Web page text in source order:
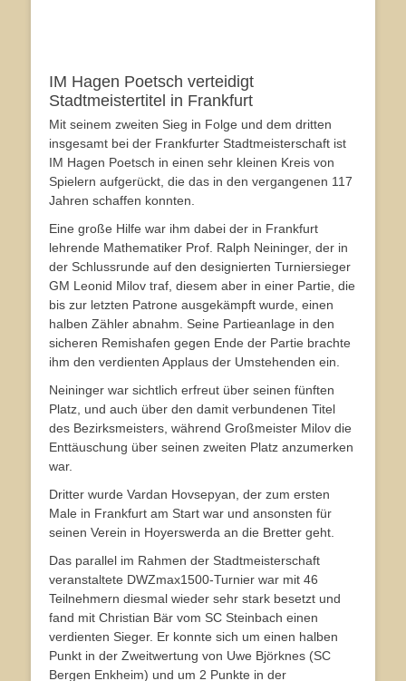
IM Hagen Poetsch verteidigt
Stadtmeistertitel in Frankfurt
Mit seinem zweiten Sieg in Folge und dem dritten
insgesamt bei der Frankfurter Stadtmeisterschaft ist
IM Hagen Poetsch in einen sehr kleinen Kreis von
Spielern aufgerückt, die das in den vergangenen 117
Jahren schaffen konnten.
Eine große Hilfe war ihm dabei der in Frankfurt
lehrende Mathematiker Prof. Ralph Neininger, der in
der Schlussrunde auf den designierten Turniersieger
GM Leonid Milov traf, diesem aber in einer Partie, die
bis zur letzten Patrone ausgekämpft wurde, einen
halben Zähler abnahm. Seine Partieanlage in den
sicheren Remishafen gegen Ende der Partie brachte
ihm den verdienten Applaus der Umstehenden ein.
Neininger war sichtlich erfreut über seinen fünften
Platz, und auch über den damit verbundenen Titel
des Bezirksmeisters, während Großmeister Milov die
Enttäuschung über seinen zweiten Platz anzumerken
war.
Dritter wurde Vardan Hovsepyan, der zum ersten
Male in Frankfurt am Start war und ansonsten für
seinen Verein in Hoyerswerda an die Bretter geht.
Das parallel im Rahmen der Stadtmeisterschaft
veranstaltete DWZmax1500-Turnier war mit 46
Teilnehmern diesmal wieder sehr stark besetzt und
fand mit Christian Bär vom SC Steinbach einen
verdienten Sieger. Er konnte sich um einen halben
Punkt in der Zweitwertung von Uwe Björknes (SC
Bergen Enkheim) und um 2 Punkte in der